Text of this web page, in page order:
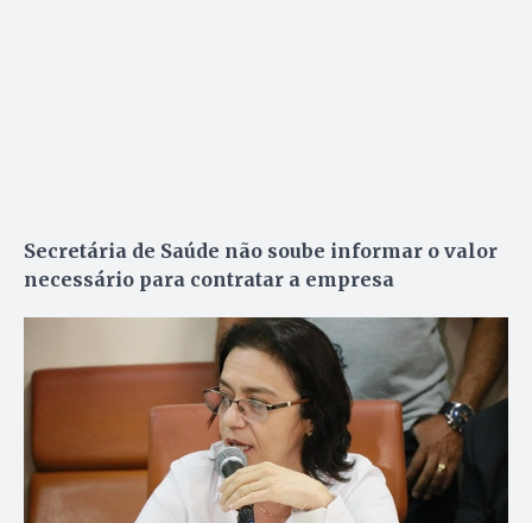
Secretária de Saúde não soube informar o valor
necessário para contratar a empresa